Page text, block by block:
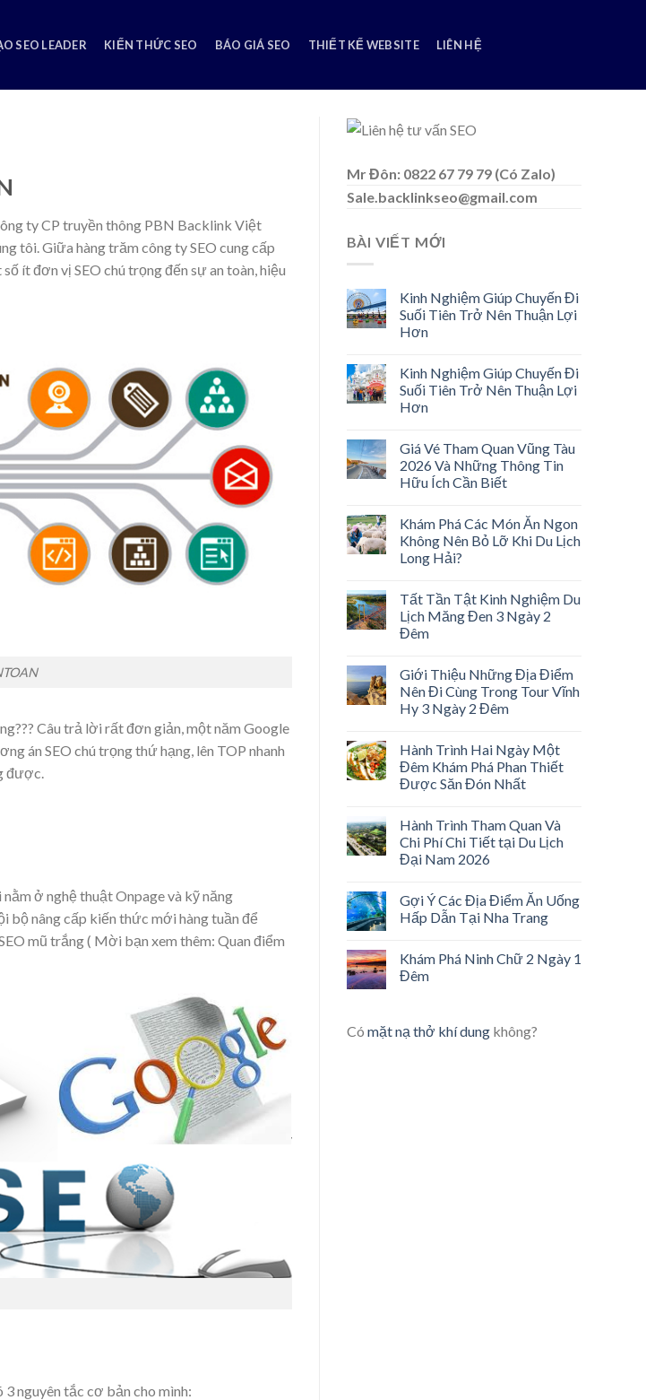
SEO LEADER KIẾN THỨC SEO BÁO GIÁ SEO THIẾT KẾ WEBSITE LIÊN HỆ
ty CP truyền thông PBN Backlink Việt
tôi. Giữa hàng trăm công ty SEO cung cấp
ít đơn vị SEO chú trọng đến sự an toàn, hiệu
Câu trả lời rất đơn giản, một năm Google
án SEO chú trọng thứ hạng, lên TOP nhanh
được.
ở nghệ thuật Onpage và kỹ năng
bộ nâng cấp kiến thức mới hàng tuần để
mũ trắng ( Mời bạn xem thêm: Quan điểm
nguyên tắc cơ bản cho mình:
Mr Đôn: 0822 67 79 79 (Có Zalo)
Sale.backlinkseo@gmail.com
BÀI VIẾT MỚI
Kinh Nghiệm Giúp Chuyến Đi
Suối Tiên Trở Nên Thuận Lợi
Hơn
Kinh Nghiệm Giúp Chuyến Đi
Suối Tiên Trở Nên Thuận Lợi
Hơn
Giá Vé Tham Quan Vũng Tàu
2026 Và Những Thông Tin
Hữu Ích Cần Biết
Khám Phá Các Món Ăn Ngon
Không Nên Bỏ Lỡ Khi Du Lịch
Long Hải?
Tất Tần Tật Kinh Nghiệm Du
Lịch Măng Đen 3 Ngày 2
Đêm
Giới Thiệu Những Địa Điểm
Nên Đi Cùng Trong Tour Vĩnh
Hy 3 Ngày 2 Đêm
Hành Trình Hai Ngày Một
Đêm Khám Phá Phan Thiết
Được Săn Đón Nhất
Hành Trình Tham Quan Và
Chi Phí Chi Tiết tại Du Lịch
Đại Nam 2026
Gợi Ý Các Địa Điểm Ăn Uống
Hấp Dẫn Tại Nha Trang
Khám Phá Ninh Chữ 2 Ngày 1
Đêm
Có mặt nạ thở khí dungkhông?